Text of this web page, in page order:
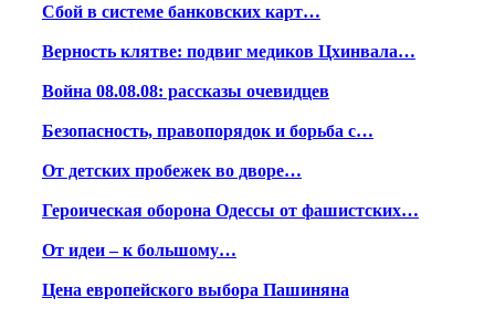
Сбой в системе банковских карт…
Верность клятве: подвиг медиков Цхинвала…
Война 08.08.08: рассказы очевидцев
Безопасность, правопорядок и борьба с…
От детских пробежек во дворе…
Героическая оборона Одессы от фашистских…
От идеи – к большому…
Цена европейского выбора Пашиняна